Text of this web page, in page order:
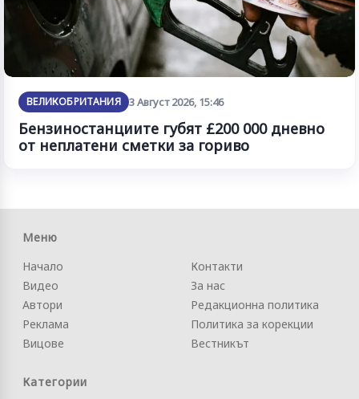
ВЕЛИКОБРИТАНИЯ 3 Август 2026, 15:46
Бензиностанциите губят £200 000 дневно
от неплатени сметки за гориво
Меню
Начало
Видео
Автори
Реклама
Вицове
Контакти
За нас
Редакционна политика
Политика за корекции
Вестникът
Категории